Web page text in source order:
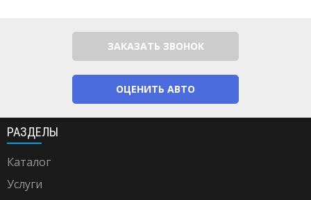
ЗАКАЗАТЬ ЗВОНОК
ОЦЕНИТЬ АВТО
РАЗДЕЛЫ
Каталог
Услуги